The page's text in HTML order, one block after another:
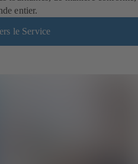
entier.
le Service